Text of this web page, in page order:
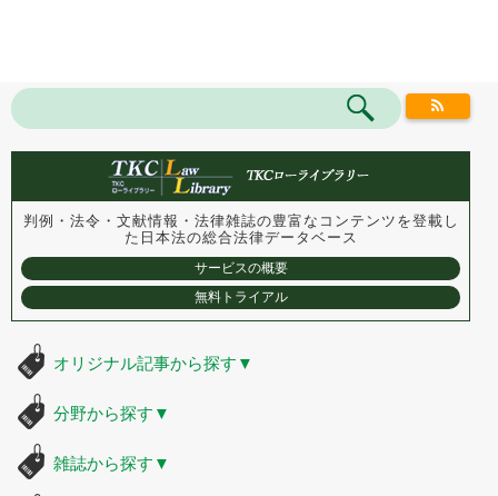
判例・法令・文献情報・法律雑誌の豊富なコンテンツを登載し
た 日本法の総合法律データベース
サービスの概要
無料トライアル
オリジナル記事から探す ▼
分野から探す ▼
雑誌から探す ▼